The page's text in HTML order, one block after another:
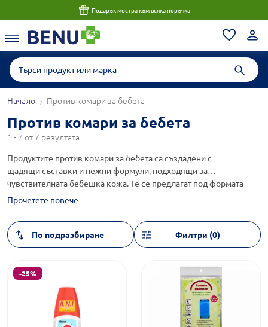
Подарък мостра към всяка поръчка
Начало Против комари за бебета
Против комари за бебета
1 - 7 от 7 резултата
Продуктите против комари за бебета са създадени с
щадящи съставки и нежни формули, подходящи за
чувствителната бебешка кожа. Те се предлагат под формата
на спрей, лосион, крем или лепенки, които подпомагат
отблъскването на насекомите. При избора е важно да се
съобразите с възрастта на детето и указанията на
производителя.
Прочетете повече
Филтри (0)
-25%